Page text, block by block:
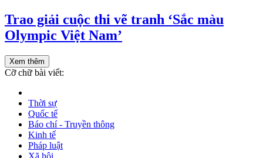
Trao giải cuộc thi vẽ tranh ‘Sắc màu
Olympic Việt Nam’
Xem thêm
Cỡ chữ bài viết:
Thời sự
Quốc tế
Báo chí - Truyền thông
Kinh tế
Pháp luật
Xã hội